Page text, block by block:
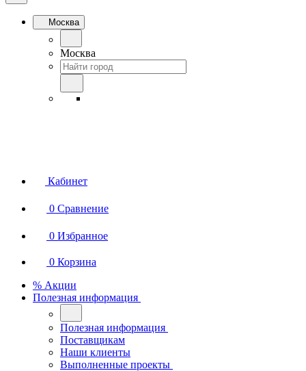
Москва
Москва
Кабинет
0 Сравнение
0 Избранное
0 Корзина
% Акции
Полезная информация
Полезная информация
Поставщикам
Наши клиенты
Выполненные проекты